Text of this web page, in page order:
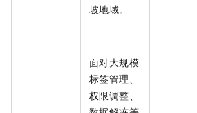
坡地域。
面对大规模
标签管理、
权限调整、